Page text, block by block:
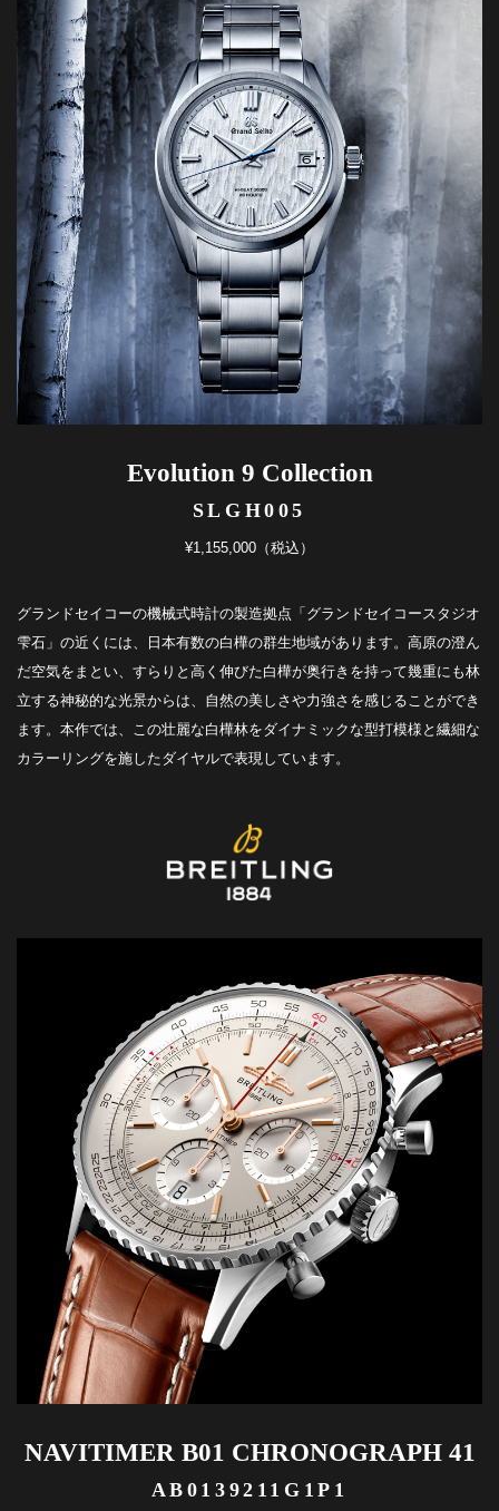
Evolution 9 Collection
SLGH005
¥1,155,000（税込）
グランドセイコーの機械式時計の製造拠点「グランドセイコースタジオ
雫石」の近くには、日本有数の白樺の群生地域があります。高原の澄ん
だ空気をまとい、すらりと高く伸びた白樺が奥行きを持って幾重にも林
立する神秘的な光景からは、自然の美しさや力強さを感じることができ
ます。本作では、この壮麗な白樺林をダイナミックな型打模様と繊細な
カラーリングを施したダイヤルで表現しています。
NAVITIMER B01 CHRONOGRAPH 41
AB0139211G1P1